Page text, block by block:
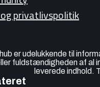
privatlivspolitik
er udelukkende til
fuldstændigheden af al
leverede indhold.